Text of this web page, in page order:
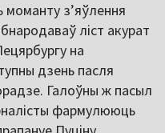
моманту з’яўлення
ліст акурат
на
дзень пасля
Галоўны ж пасыл
фармулююць